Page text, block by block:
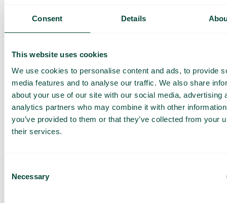
Consent Details
This website uses cookies
We use cookies to personalise content and ads, to provide
media features and to analyse our traffic. We also share
about your use of our site with our social media, advertising
analytics partners who may combine it with other
you’ve provided to them or that they’ve collected from your
their services.
Selection
Necessary
SMS & MMS
pour envoyer des SMS, même si le destinataire ne
messages efficacement, que ce soit sur votre
téléphone ou sur votre ordinateur.
Obtenez une
offre sur